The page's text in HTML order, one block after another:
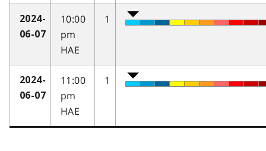
2024-
06-07
10:00
pm
HAE
1
2024-
06-07
11:00
pm
HAE
1